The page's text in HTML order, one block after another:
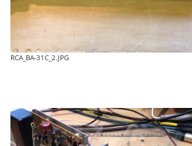
RCA_BA-31C_2.JPG